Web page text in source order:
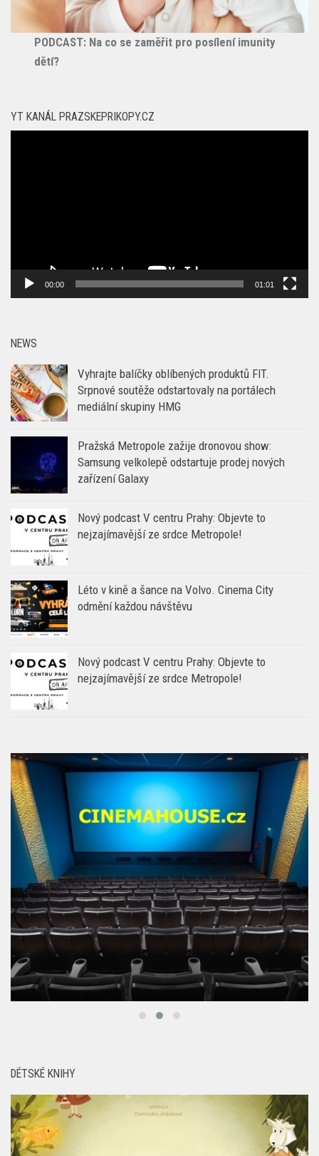
PODCAST: Na co se zaměřit pro posílení imunity
dětí?
YT KANÁL PRAZSKEPRIKOPY.CZ
00:00 01:01
NEWS
Vyhrajte balíčky oblíbených produktů FIT.
Srpnové soutěže odstartovaly na portálech
mediální skupiny HMG
Pražská Metropole zažije dronovou show:
Samsung velkolepě odstartuje prodej nových
zařízení Galaxy
Nový podcast V centru Prahy: Objevte to
nejzajímavější ze srdce Metropole!
Léto v kině a šance na Volvo. Cinema City
odmění každou návštěvu
Nový podcast V centru Prahy: Objevte to
nejzajímavější ze srdce Metropole!
DÉTSKÉ KNIHY